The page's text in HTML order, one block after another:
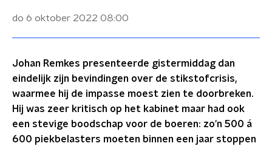
do 6 oktober 2022 08:00
Johan Remkes presenteerde gistermiddag dan
eindelijk zijn bevindingen over de stikstofcrisis,
waarmee hij de impasse moest zien te doorbreken.
Hij was zeer kritisch op het kabinet maar had ook
een stevige boodschap voor de boeren: zo'n 500 á
600 piekbelasters moeten binnen een jaar stoppen